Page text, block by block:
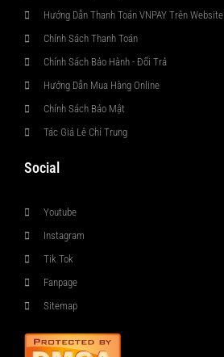
Hướng Dẫn Thanh Toán VNPAY Trên Website
Chính Sách Thanh Toán
Chính Sách Bảo Hành - Đổi Trả
Hướng Dẫn Mua Hàng Online
Chính Sách Bảo Mật
Tác Giả Lê Chí Trung
Social
Youtube
Instagram
Tik Tok
Fanpage
Sitemap